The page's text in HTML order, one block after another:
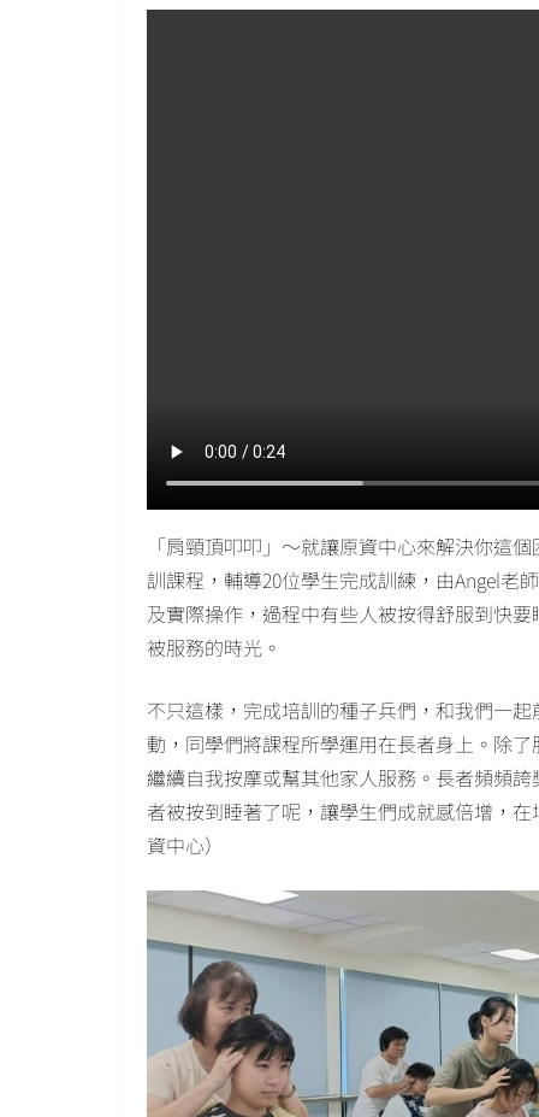
「肩頸頂叩叩」〜就讓原資中心來解決你這
訓課程，輔導20位學生完成訓練，由Angel老
及實際操作，過程中有些人被按得舒服到快
被服務的時光。
不只這樣，完成培訓的種子兵們，和我們一
動，同學們將課程所學運用在長者身上。除
繼續自我按摩或幫其他家人服務。長者頻頻
者被按到睡著了呢，讓學生們成就感倍增，
資中心）